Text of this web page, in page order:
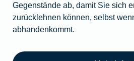
Gegenstände ab, damit Sie sich
zurücklehnen können, selbst
abhandenkommt.